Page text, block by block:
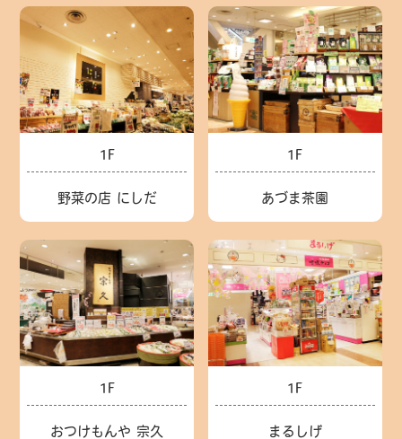
1F
野菜の店 にしだ
1F
あづま茶園
1F
おつけもんや 宗久
1F
まるしげ